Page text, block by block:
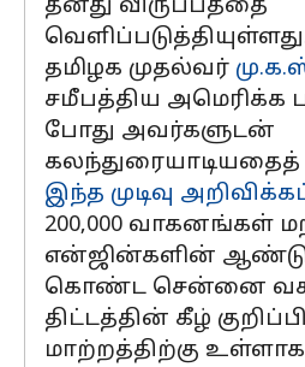
தனது விருப்பத்தை
தமிழக முதல்வர்
சமீபத்திய
போது அவர்களுடன்
இந்த முடிவு
200,000 வாகனங்கள்
என்ஜின்களின்
கொண்ட சென்னை
திட்டத்தின் கீழ்
மாற்றத்திற்கு